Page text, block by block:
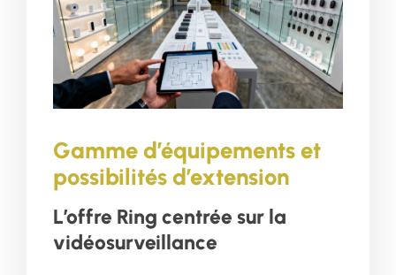
Gamme d’équipements et
possibilités d’extension
L’offre Ring centrée sur la
vidéosurveillance